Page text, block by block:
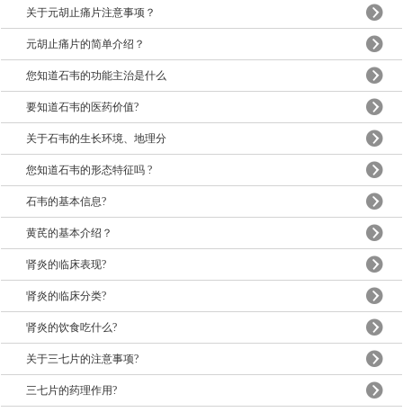
关于元胡止痛片注意事项？
元胡止痛片的简单介绍？
您知道石韦的功能主治是什么
要知道石韦的医药价值?
关于石韦的生长环境、地理分
您知道石韦的形态特征吗 ?
石韦的基本信息?
黄芪的基本介绍？
肾炎的临床表现?
肾炎的临床分类?
肾炎的饮食吃什么?
关于三七片的注意事项?
三七片的药理作用?